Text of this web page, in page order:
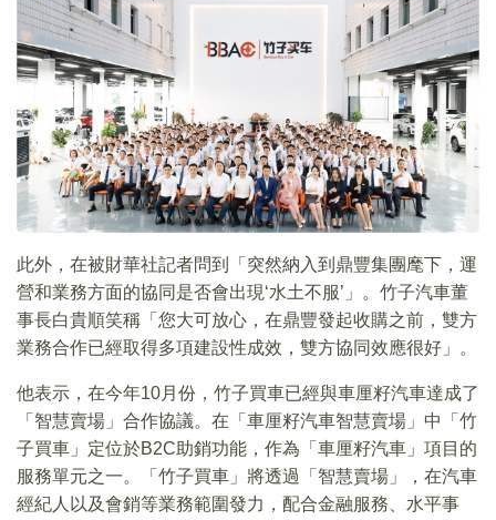
此外，在被財華社記者問到「突然納入到鼎豐集團麾下，運
營和業務方面的協同是否會出現‘水土不服’」。竹子汽車董
事長白貴順笑稱「您大可放心，在鼎豐發起收購之前，雙方
業務合作已經取得多項建設性成效，雙方協同效應很好」。
他表示，在今年10月份，竹子買車已經與車厘籽汽車達成了
「智慧賣場」合作協議。在「車厘籽汽車智慧賣場」中「竹
子買車」定位於B2C助銷功能，作為「車厘籽汽車」項目的
服務單元之一。「竹子買車」將透過「智慧賣場」，在汽車
經紀人以及會銷等業務範圍發力，配合金融服務、水平事